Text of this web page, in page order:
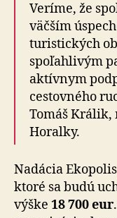
Veríme, že
väčším
turistických
spoľahlivým
aktívnym
cestov­ného
Tomáš
Horalky.
Nadácia
ktoré sa budú
výške 18 700 eur